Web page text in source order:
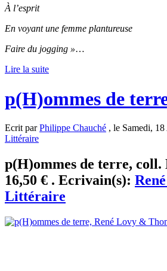
À l’esprit
En voyant une femme plantureuse
Faire du jogging »…
Lire la suite
p(H)ommes de
Ecrit parPhilippe Chauché , le Samedi,
Littéraire
p(H)ommes de terre, coll.
16,50 € . Ecrivain(s):
Littéraire